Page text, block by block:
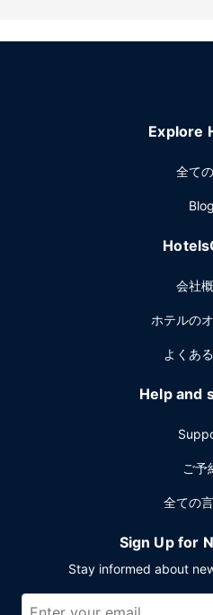
料)、コンシェルジュ サービス
お食事はLahaina Noonでお召
ショップ / カフェも利用できま
す。朝食ビュッフェを毎日
コンピューター ステーション、
ナパリでのイベント開催には、
6 室の会議室など総面積 4027
ィート) のイベント設備をご利
セルフパーキング (有料) が備わ
Explore
全て
Blog
会社
ホテルの
よくあ
Help and
ご予
全ての
Sign Up for
Stay informed about